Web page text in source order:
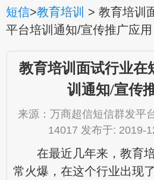
短信>教育培训 > 教育培训
平台培训通知/宣传推广应用
教育培训面试行业在
训通知/宣传
来源：万商超信短信群发平
14017 发布于: 2019-
在最近几年来，教育培
常火爆，在这个行业出现